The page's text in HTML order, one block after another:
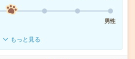
男性
もっと見る